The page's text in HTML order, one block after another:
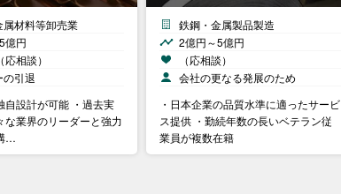
属材料等卸売業
億円
相談）
の引退
自設計が可能 ・過去実
な業界のリーダーと強力
…
鉄鋼・金属製品製造
2億円～5億円
（応相談）
会社の更なる発展のため
・日本企業の品質水準に適ったサービ
ス提供 ・勤続年数の長いベテラン従
業員が複数在籍